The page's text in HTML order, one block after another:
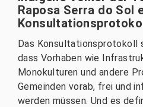
Raposa Serra do Sol
Das Konsultationsprotokoll
dass Vorhaben wie
Monokulturen und andere
Gemeinden vorab, frei und
werden müssen. Und es